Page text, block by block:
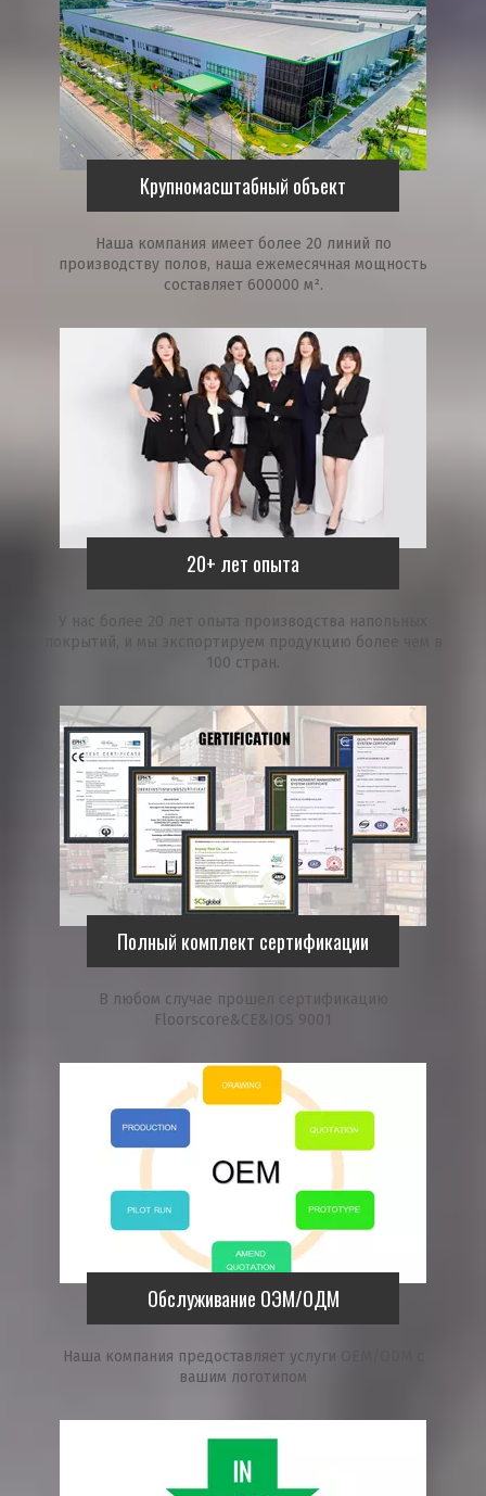
Крупномасштабный объект
Наша компания имеет более 20 линий по
производству полов, наша ежемесячная мощность
составляет 600000 м².
20+ лет опыта
У нас более 20 лет опыта производства напольных
покрытий, и мы экспортируем продукцию более чем в
100 стран.
Полный комплект сертификации
В любом случае прошел сертификацию
Floorscore&CE&IOS 9001
Обслуживание ОЭМ/ОДМ
Наша компания предоставляет услуги OEM/ODM с
вашим логотипом